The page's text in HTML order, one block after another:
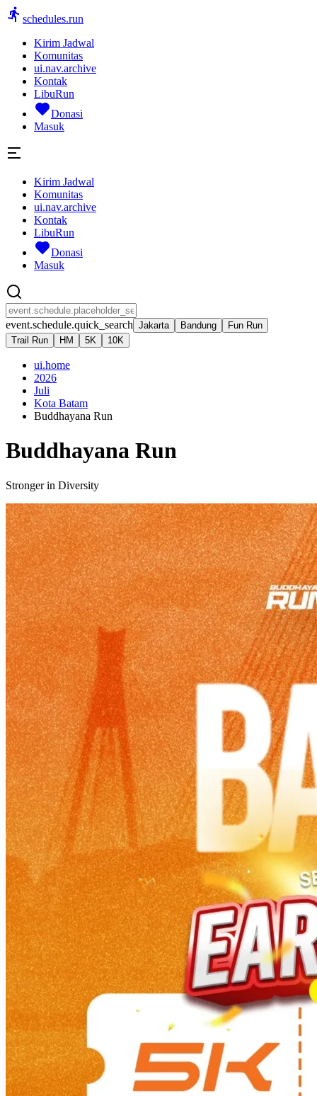
schedules.run
Kirim Jadwal
Komunitas
ui.nav.archive
Kontak
LibuRun
Donasi
Masuk
Kirim Jadwal
Komunitas
ui.nav.archive
Kontak
LibuRun
Donasi
Masuk
event.schedule.quick_search Jakarta Bandung
Fun Run
Trail Run
HM 5K 10K
ui.home
2026
Juli
Kota Batam
Buddhayana Run
Buddhayana Run
Stronger in Diversity